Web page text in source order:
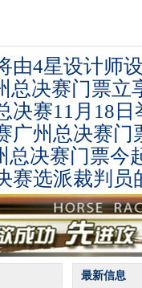
由4星设计师
总决赛门票立
决赛11月18日
广州总决赛门
总决赛门票今
赛选派裁判员
最新信息